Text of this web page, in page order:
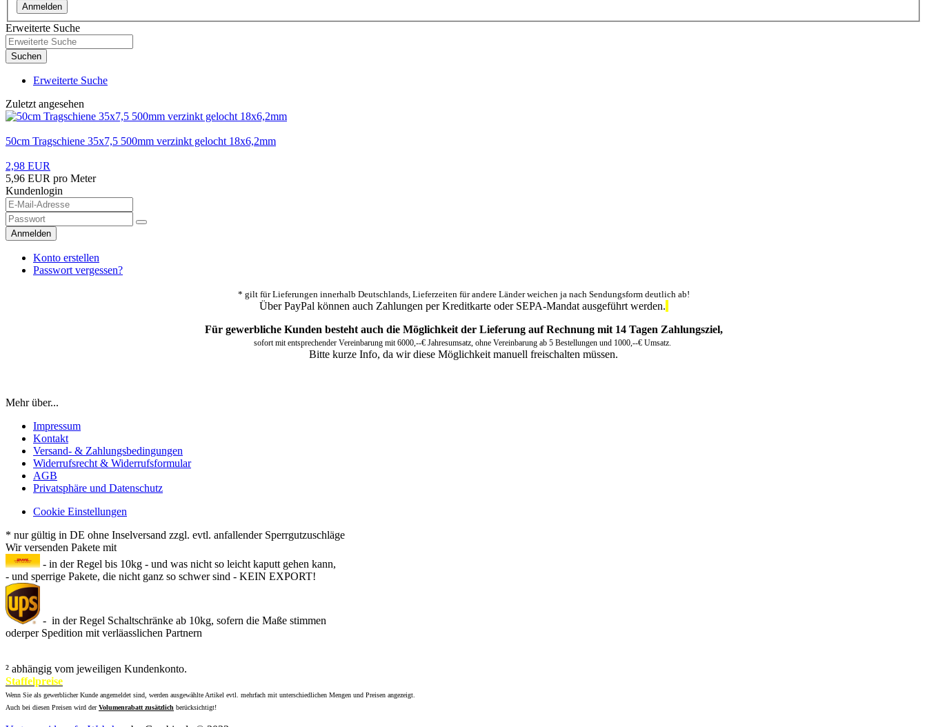
Anmelden
Erweiterte Suche
Suchen
Erweiterte Suche
Zuletzt angesehen
50cm Tragschiene 35x7,5 500mm verzinkt gelocht 18x6,2mm
2,98 EUR
5,96 EUR pro Meter
Kundenlogin
Anmelden
Konto erstellen
Passwort vergessen?
* gilt für Lieferungen innerhalb Deutschlands, Lieferzeiten für andere Länder weichen ja nach Sendungsform deutlich ab!
Über PayPal können auch Zahlungen per Kreditkarte oder SEPA-Mandat ausgeführt werden.
Für gewerbliche Kunden besteht auch die Möglichkeit der Lieferung auf Rechnung mit 14 Tagen Zahlungsziel,
sofort mit entsprechender Vereinbarung mit 6000,--€ Jahresumsatz, ohne Vereinbarung ab 5 Bestellungen und 1000,--€ Umsatz.
Bitte kurze Info, da wir diese Möglichkeit manuell freischalten müssen.
Mehr über...
Impressum
Kontakt
Versand- & Zahlungsbedingungen
Widerrufsrecht & Widerrufsformular
AGB
Privatsphäre und Datenschutz
Cookie Einstellungen
* nur gültig in DE ohne Inselversand zzgl. evtl. anfallender Sperrgutzuschläge
Wir versenden Pakete mit
- in der Regel bis 10kg - und was nicht so leicht kaputt gehen kann,
- und sperrige Pakete, die nicht ganz so schwer sind - KEIN EXPORT!
- in der Regel Schaltschränke ab 10kg, sofern die Maße stimmen
oderper Spedition mit verläasslichen Partnern
² abhängig vom jeweiligen Kundenkonto.
Staffelpreise
Wenn Sie als gewerblicher Kunde angemeldet sind, werden ausgewählte Artikel evtl. mehrfach mit unterschiedlichen Mengen und Preisen angezeigt.
Auch bei diesen Preisen wird derVolumenrabatt zusätzlich berücksichtigt!